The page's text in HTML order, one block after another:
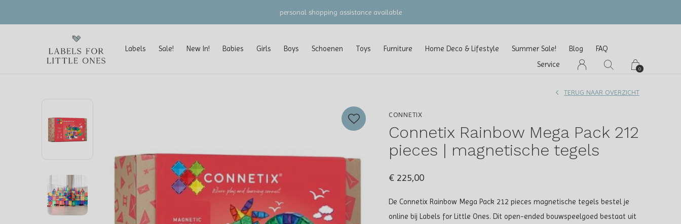
Labels Sale! New In! Babies Girls Boys Schoenen Toys Furniture Home Deco & Lifestyle Summer Sale! Blog
FAQ
Service
0
gratis verzending vanaf €100 (NL/BE/DE)
CONNETIX
Connetix Rainbow Mega Pack 212
pieces | magnetische tegels
TERUG NAAR OVERZICHT
€ 225,00
De Connetix Rainbow Mega Pack 212 pieces magnetische tegels bestel je
online bij Labels for Little Ones. Dit open-ended bouwspeelgoed bestaat uit